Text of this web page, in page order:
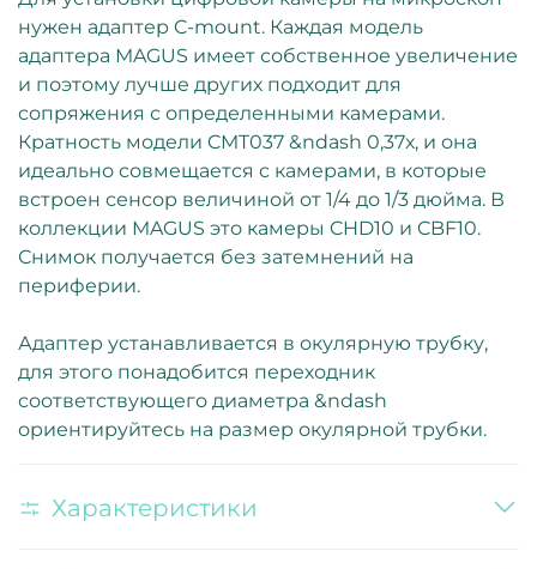
нужен адаптер C-mount. Каждая модель
адаптера MAGUS имеет собственное увеличение
и поэтому лучше других подходит для
сопряжения с определенными камерами.
Кратность модели CMT037 &ndash 0,37х, и она
идеально совмещается с камерами, в которые
встроен сенсор величиной от 1/4 до 1/3 дюйма. В
коллекции MAGUS это камеры CHD10 и CBF10.
Снимок получается без затемнений на
периферии.
Адаптер устанавливается в окулярную трубку,
для этого понадобится переходник
соответствующего диаметра &ndash
ориентируйтесь на размер окулярной трубки.
Характеристики